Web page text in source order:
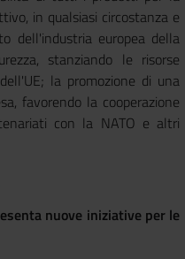
in qualsiasi circostanza e
dell'industria europea della
stanziando le risorse
la promozione di una
favorendo la cooperazione
con la NATO e altri
nuove iniziative per le